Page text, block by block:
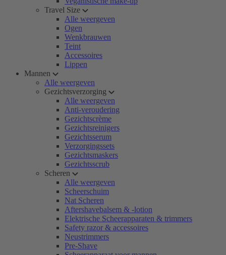
Travel Size
Alle weergeven
Ogen
Wenkbrauwen
Teint
Accessoires
Lippen
Mannen
Alle weergeven
Gezichtsverzorging
Alle weergeven
Anti-veroudering
Gezichtscrème
Gezichtsreinigers
Gezichtsserum
Verzorgingssets
Gezichtsmaskers
Gezichtsscrub
Scheren
Alle weergeven
Scheerschuim
Nat Scheren
Aftershavebalsem & -lotion
Elektrische Scheerapparaten & trimmers
Safety razor & accessoires
Neustrimmers
Pre-Shave